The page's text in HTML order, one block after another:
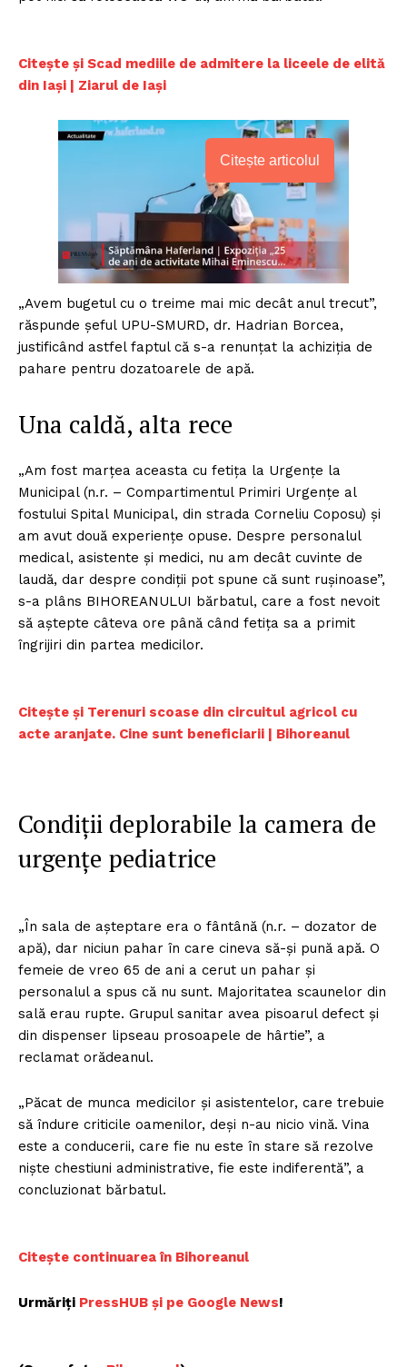
Citește și Scad mediile de admitere la liceele de elită
din Iași | Ziarul de Iași
Citește articolul
„Avem bugetul cu o treime mai mic decât anul trecut”,
răspunde șeful UPU-SMURD, dr. Hadrian Borcea,
justificând astfel faptul că s-a renunțat la achiziția de
pahare pentru dozatoarele de apă.
Una caldă, alta rece
„Am fost marțea aceasta cu fetița la Urgențe la
Municipal (n.r. – Compartimentul Primiri Urgențe al
fostului Spital Municipal, din strada Corneliu Coposu) și
am avut două experiențe opuse. Despre personalul
medical, asistente și medici, nu am decât cuvinte de
laudă, dar despre condiții pot spune că sunt rușinoase”,
s-a plâns BIHOREANULUI bărbatul, care a fost nevoit
să aștepte câteva ore până când fetița sa a primit
îngrijiri din partea medicilor.
Citește și Terenuri scoase din circuitul agricol cu
acte aranjate. Cine sunt beneficiarii | Bihoreanul
Condiții deplorabile la camera de
urgențe pediatrice
„În sala de așteptare era o fântână (n.r. – dozator de
apă), dar niciun pahar în care cineva să-și pună apă. O
femeie de vreo 65 de ani a cerut un pahar și
personalul a spus că nu sunt. Majoritatea scaunelor din
sală erau rupte. Grupul sanitar avea pisoarul defect și
din dispenser lipseau prosoapele de hârtie”, a
reclamat orădeanul.
„Păcat de munca medicilor și asistentelor, care trebuie
să îndure criticile oamenilor, deși n-au nicio vină. Vina
este a conducerii, care fie nu este în stare să rezolve
niște chestiuni administrative, fie este indiferentă”, a
concluzionat bărbatul.
Citește continuarea în Bihoreanul
Urmăriți PressHUB și pe Google News!